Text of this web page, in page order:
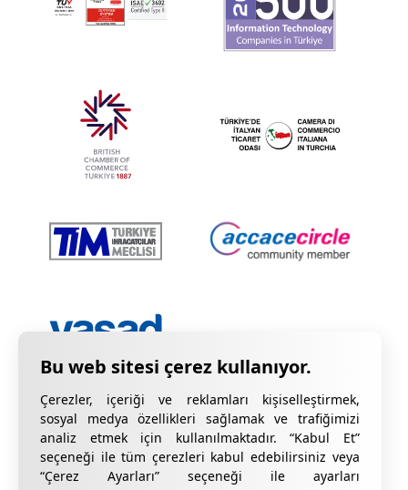
Çerezler, içeriği ve reklamları kişiselleştirmek,
sosyal medya özellikleri sağlamak ve trafiğimizi
analiz etmek için kullanılmaktadır. “Kabul Et”
seçeneği ile tüm çerezleri kabul edebilirsiniz veya
“Çerez Ayarları” seçeneği ile ayarları
Gizlilik Bildirimi KVKK Hakkında Bilgilendirme